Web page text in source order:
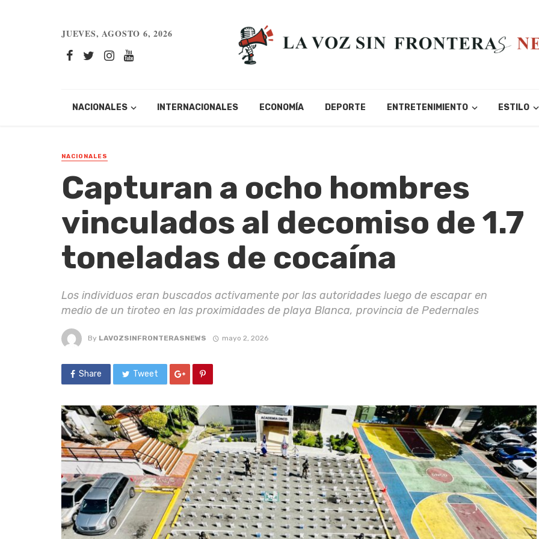
JUEVES, AGOSTO 6, 2026
NACIONALES INTERNACIONALES ECONOMÍA DEPORTE ENTRETENIMIENTO ESTILO
NACIONALES
Capturan a ocho hombres
vinculados al decomiso de 1.7
toneladas de cocaína
Los individuos eran buscados activamente por las autoridades luego de escapar en
medio de un tiroteo en las proximidades de playa Blanca, provincia de Pedernales
By LAVOZSINFRONTERASNEWS mayo 2, 2026
Share Tweet